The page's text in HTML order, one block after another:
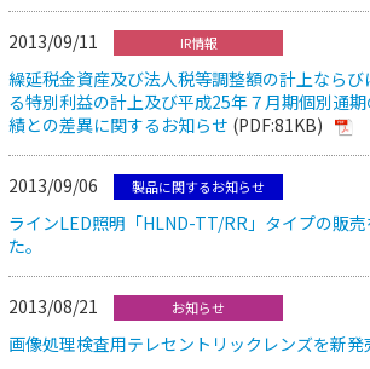
2013/09/11 IR情報
繰延税金資産及び法人税等調整額の計上なら
る特別利益の計上及び平成25年７月期個別通
績との差異に関するお知らせ (PDF:81KB)
2013/09/06 製品に関するお知らせ
ラインLED照明「HLND-TT/RR」タイプの販
た。
2013/08/21 お知らせ
画像処理検査用テレセントリックレンズを新発